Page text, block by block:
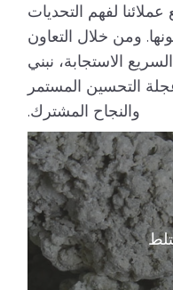
لفهم التحديات
ومن خلال التعاون
الاستجابة، نبني
التحسين المستمر
والنجاح المشترك.
اعرف
المزيد